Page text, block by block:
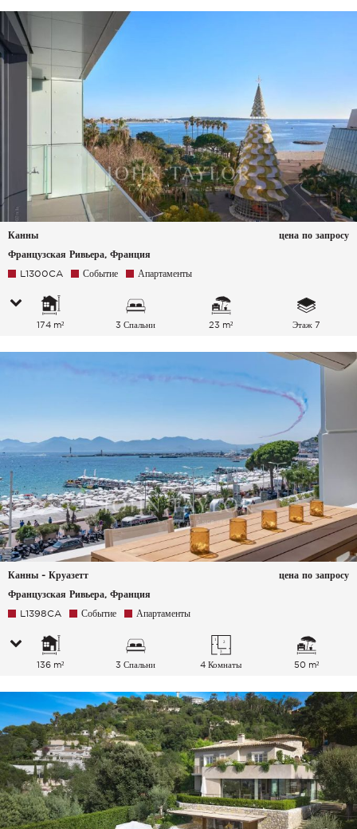
Канны
Французская Ривьера, Франция
цена по запросу
L1300CA Событие Апартаменты
174 m² 3 Спальни 23 m² Этаж 7
Канны - Круазетт
Французская Ривьера, Франция
цена по запросу
L1398CA Событие Апартаменты
136 m² 3 Спальни 4 Комнаты 50 m²